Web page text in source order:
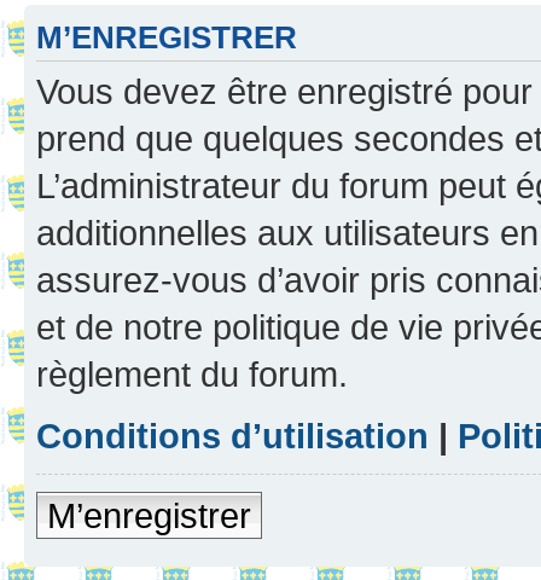
M’ENREGISTRER
Vous devez être enregistré
prend que quelques secondes
L’administrateur du forum peut
additionnelles aux utilisateurs
assurez-vous d’avoir pris
et de notre politique de vie
règlement du forum.
Conditions d’utilisation |
M’enregistrer